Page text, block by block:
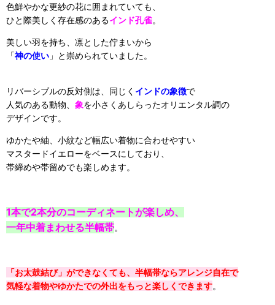
色鮮やかな更紗の花に囲まれていても、
ひと際美しく存在感のあるインド孔雀。
美しい羽を持ち、凛とした佇まいから
「神の使い 」と崇められていました。
リバーシブルの反対側は、同じく インドの象徴で
人気のある動物、 象を小さくあしらったオリエンタル調の
デザインです。
ゆかたや紬、小紋など幅広い着物に合わせやすい
マスタードイエローをベースにしており、
帯締めや帯留めでも楽しめます。
1本で2本分のコーディネートが楽しめ、
一年中着まわせる半幅帯。
「お太鼓結び」ができなくても、 半幅帯ならアレンジ自在で
気軽な着物やゆかたでの外出をもっと楽しくできます。